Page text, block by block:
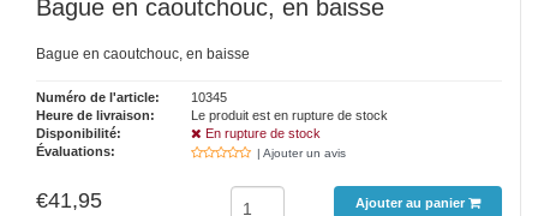
Bague en caoutchouc, en baisse
Bague en caoutchouc, en baisse
Numéro de l'article:
10345
Heure de livraison:
Le produit est en rupture de stock
Disponibilité:
En rupture de stock
Évaluations:
| Ajouter un avis
€41,95 Ajouter au panier